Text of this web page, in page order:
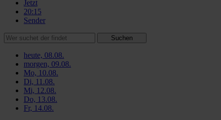
Jetzt
20:15
Sender
Suchen
heute, 08.08.
morgen, 09.08.
Mo, 10.08.
Di, 11.08.
Mi, 12.08.
Do, 13.08.
Fr, 14.08.